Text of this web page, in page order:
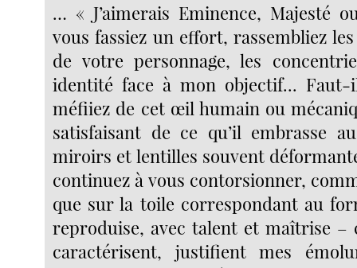
… « J’aimerais Eminence, Majesté
vous fassiez un effort, rassembliez
de votre personnage, les
identité face à mon objectif... Faut-
méfiiez de cet œil humain ou
satisfaisant de ce qu’il embrasse
miroirs et lentilles souvent
continuez à vous contorsionner,
que sur la toile correspondant au
reproduise, avec talent et maîtrise –
caractérisent, justifient mes